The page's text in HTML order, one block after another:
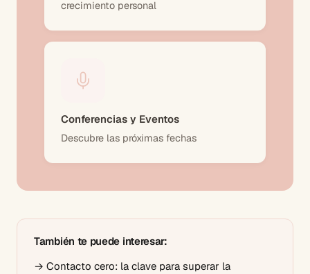
crecimiento personal
Conferencias y Eventos
Descubre las próximas fechas
También te puede interesar:
→ Contacto cero: la clave para superar la